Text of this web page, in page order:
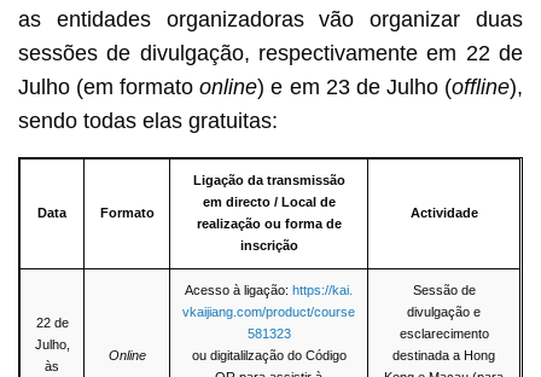
as entidades organizadoras vão organizar duas
sessões de divulgação, respectivamente em 22 de
Julho (em formatoonline) e em 23 de Julho (offline),
sendo todas elas gratuitas:
Data Formato
Ligação da transmissão
em directo / Local de
realização ou forma de
inscrição
Actividade
22 de
Julho,
às
Online
Acesso à ligação: https://kai.
vkaijiang.com/product/course
581323
ou digitalilzação do Código
Sessão de
divulgação e
esclarecimento
destinada a Hong